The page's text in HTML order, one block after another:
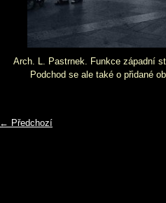
Arch. L. Pastrnek. Funkce západní
Podchod se ale také o přidané
← Předchozí